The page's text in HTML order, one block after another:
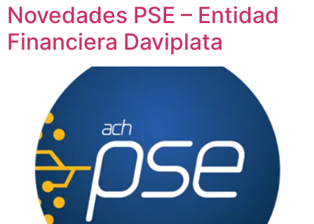
Novedades PSE – Entidad
Financiera Daviplata